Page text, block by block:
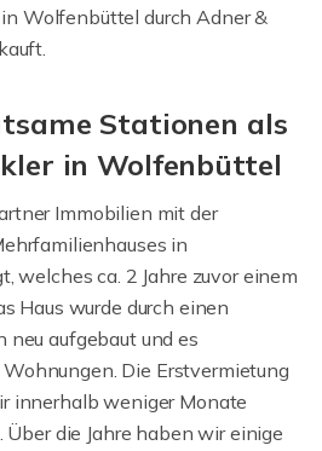
Wolfenbüttel durch Adner &
Stationen als
in Wolfenbüttel
Immobilien mit der
in
welches ca. 2 Jahre zuvor einem
Haus wurde durch einen
aufgebaut und es
Die Erstvermietung
innerhalb weniger Monate
die Jahre haben wir einige